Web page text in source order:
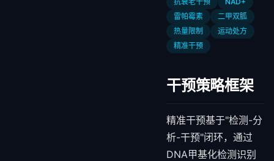
雷帕霉素
二甲双胍
热量限制
运动处方
精准干预
干预策略框架
精准干预基于"检测-分
析-干预"闭环，通过
DNA甲基化检测识别